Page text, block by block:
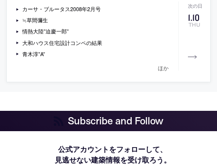
1.10
THU
カーサ・ブルータス2008年2月号
≒草間彌生
情熱大陸”迫慶一郎”
大和ハウス住宅設計コンペの結果
青木淳”A”
ほか
Subscribe and Follow
公式アカウントをフォローして、
見逃せない建築情報を受け取ろう。